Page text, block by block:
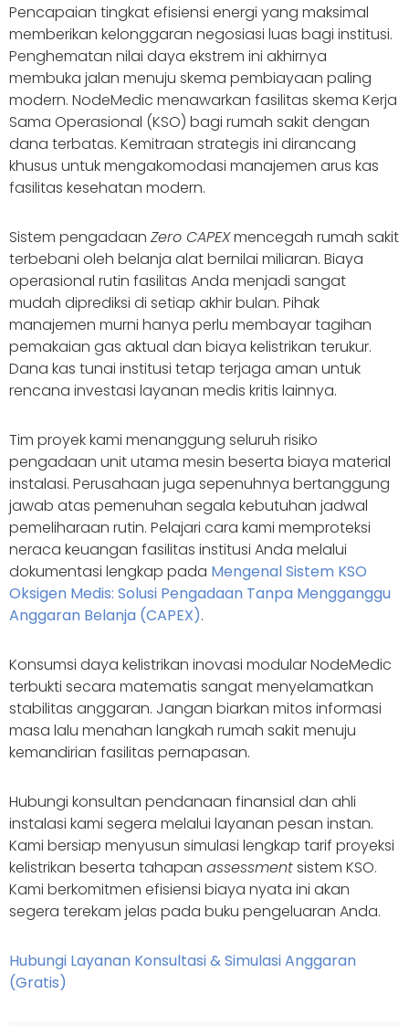
Pencapaian tingkat efisiensi energi yang maksimal
memberikan kelonggaran negosiasi luas bagi institusi.
Penghematan nilai daya ekstrem ini akhirnya
membuka jalan menuju skema pembiayaan paling
modern. NodeMedic menawarkan fasilitas skema Kerja
Sama Operasional (KSO) bagi rumah sakit dengan
dana terbatas. Kemitraan strategis ini dirancang
khusus untuk mengakomodasi manajemen arus kas
fasilitas kesehatan modern.
Sistem pengadaan Zero CAPEXmencegah rumah sakit
terbebani oleh belanja alat bernilai miliaran. Biaya
operasional rutin fasilitas Anda menjadi sangat
mudah diprediksi di setiap akhir bulan. Pihak
manajemen murni hanya perlu membayar tagihan
pemakaian gas aktual dan biaya kelistrikan terukur.
Dana kas tunai institusi tetap terjaga aman untuk
rencana investasi layanan medis kritis lainnya.
Tim proyek kami menanggung seluruh risiko
pengadaan unit utama mesin beserta biaya material
instalasi. Perusahaan juga sepenuhnya bertanggung
jawab atas pemenuhan segala kebutuhan jadwal
pemeliharaan rutin. Pelajari cara kami memproteksi
neraca keuangan fasilitas institusi Anda melalui
dokumentasi lengkap pada Mengenal Sistem KSO
Oksigen Medis: Solusi Pengadaan Tanpa Mengganggu
Anggaran Belanja (CAPEX).
Konsumsi daya kelistrikan inovasi modular NodeMedic
terbukti secara matematis sangat menyelamatkan
stabilitas anggaran. Jangan biarkan mitos informasi
masa lalu menahan langkah rumah sakit menuju
kemandirian fasilitas pernapasan.
Hubungi konsultan pendanaan finansial dan ahli
instalasi kami segera melalui layanan pesan instan.
Kami bersiap menyusun simulasi lengkap tarif proyeksi
kelistrikan beserta tahapan assessmentsistem KSO.
Kami berkomitmen efisiensi biaya nyata ini akan
segera terekam jelas pada buku pengeluaran Anda.
Hubungi Layanan Konsultasi & Simulasi Anggaran
(Gratis)